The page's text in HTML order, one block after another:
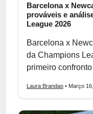
Barcelona x
prováveis e
League 2026
Barcelona x
da Champions
primeiro
Laura Brandao • Março